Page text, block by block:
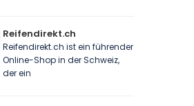
Reifendirekt.ch
Reifendirekt.ch ist ein führender
Online-Shop in der Schweiz,
der ein